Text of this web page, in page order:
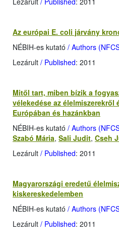
Az európai E. coli járvány
NÉBIH-es kutató / Authors
Lezárult / Published: 2011
Mitől tart, miben bízik a
vélekedése az élelmiszerekről
Európában és hazánkban
NÉBIH-es kutató / Authors
Szabó Mária, Sali Judit, Cseh
Lezárult / Published: 2011
Magyarországi eredetű
kiskereskedelemben
NÉBIH-es kutató / Authors
Lezárult / Published: 2011